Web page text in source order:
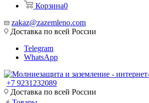
Корзина0
zakaz@zazemleno.com
Доставка по всей России
Telegram
WhatsApp
+7 9231232089
Доставка по всей России